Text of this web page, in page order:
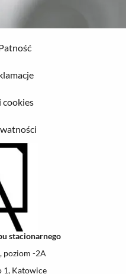
cookies
stacionarnego
poziom -2A
1, Katowice